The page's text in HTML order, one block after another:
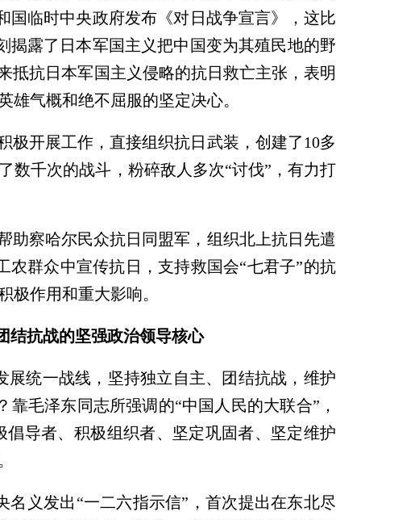
国临时中央政府发布《对日战争宣言》，这比
揭露了日本军国主义把中国变为其殖民地的野
抵抗日本军国主义侵略的抗日救亡主张，表明
气概和绝不屈服的坚定决心。
开展工作，直接组织抗日武装，创建了10多
数千次的战斗，粉碎敌人多次“讨伐”，有力打
助察哈尔民众抗日同盟军，组织北上抗日先遣
农群众中宣传抗日，支持救国会“七君子”的抗
极作用和重大影响。
结抗战的坚强政治领导核心
统一战线，坚持独立自主、团结抗战，维护
毛泽东同志所强调的“中国人民的大联合”，
导者、积极组织者、坚定巩固者、坚定维护
义发出“一二六指示信”，首次提出在东北尽